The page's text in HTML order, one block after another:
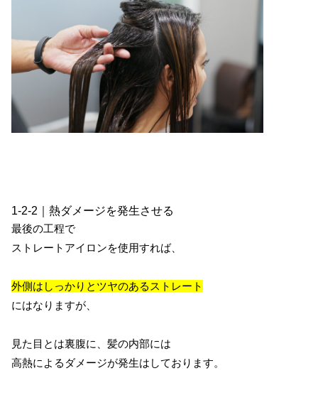
1-2-2｜熱ダメージを発生させる
最後の工程で
ストレートアイロンを使用すれば、
外側はしっかりとツヤのあるストレート
にはなりますが、
見た目とは裏腹に、髪の内部には
高熱によるダメージが発生はしております。